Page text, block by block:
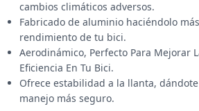
cambios climáticos adversos.
Fabricado de aluminio haciéndolo
rendimiento de tu bici.
Aerodinámico, Perfecto Para Mejorar
Eficiencia En Tu Bici.
Ofrece estabilidad a la llanta,
manejo más seguro.